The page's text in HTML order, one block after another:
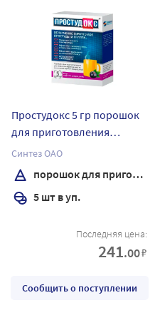
Простудокс 5 гр порошок
для приготовления
раствора пакет 5 шт. вкус
черная смородина
Синтез ОАО
порошок для приготовления раствора
5 шт в уп.
Последняя цена:
241.00₽
Сообщить о поступлении